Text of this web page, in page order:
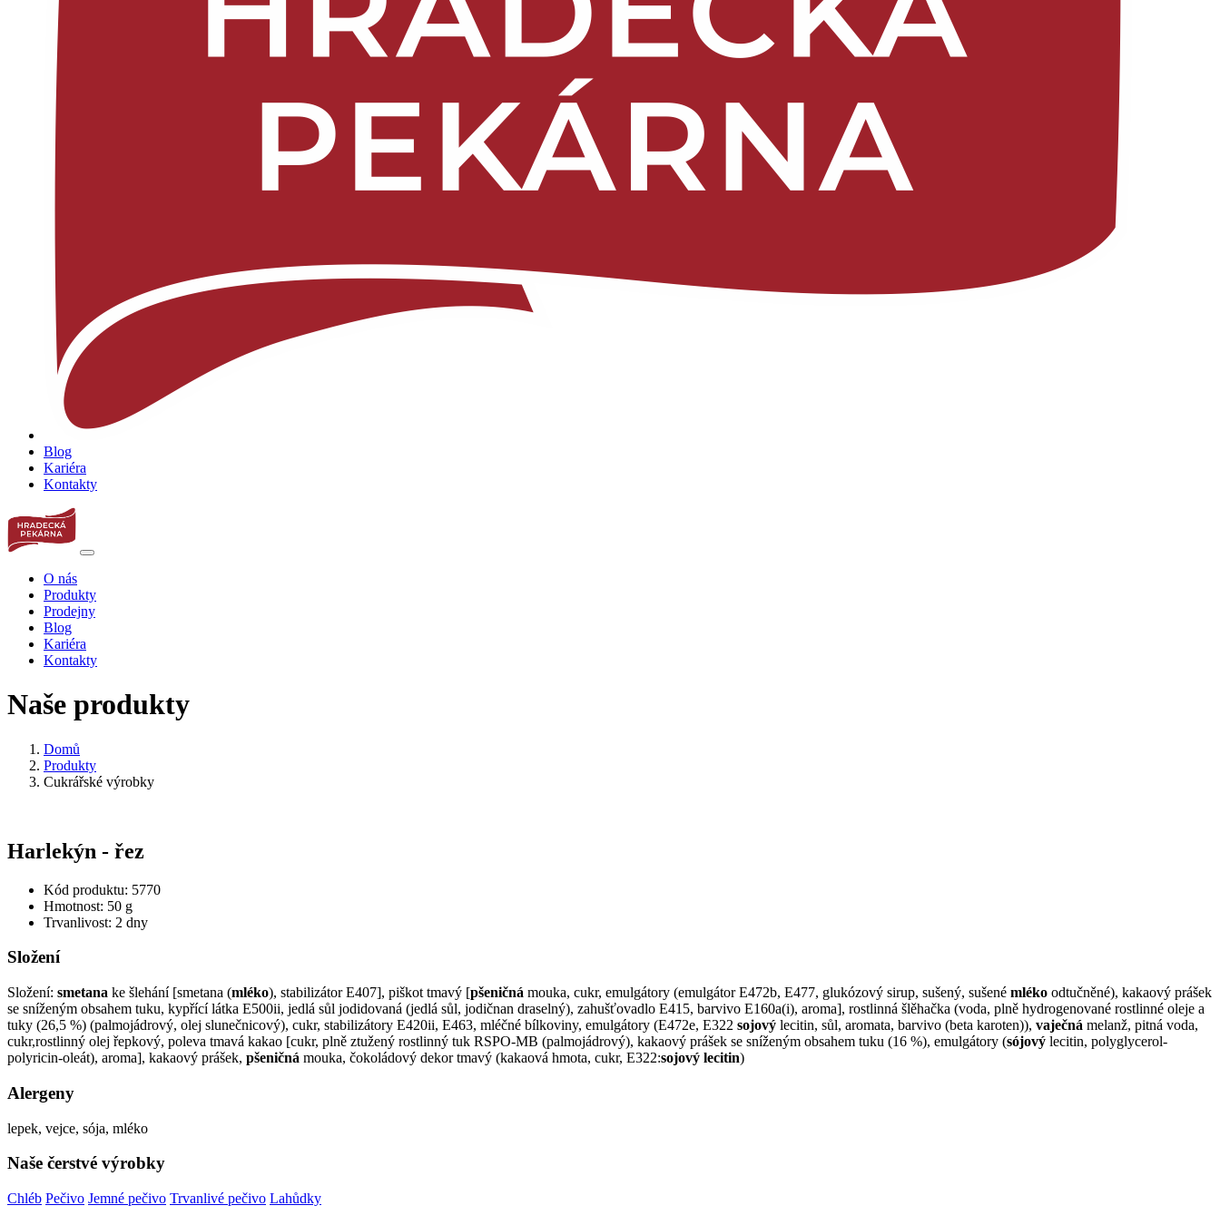
Blog
Kariéra
Kontakty
O nás
Produkty
Prodejny
Blog
Kariéra
Kontakty
Naše produkty
Domů
Produkty
Cukrářské výrobky
Harlekýn - řez
Kód produktu: 5770
Hmotnost: 50 g
Trvanlivost: 2 dny
Složení
Složení: smetana ke šlehání [smetana (mléko), stabilizátor E407], piškot tmavý [pšeničná mouka, cukr, emulgátory (emulgátor E472b, E477, glukózový sirup, sušený, sušené mléko odtučněné), kakaový prášek
se sníženým obsahem tuku, kypřící látka E500ii, jedlá sůl jodidovaná (jedlá sůl, jodičnan draselný), zahušťovadlo E415, barvivo E160a(i), aroma], rostlinná šlěhačka (voda, plně hydrogenované rostlinné oleje a
tuky (26,5 %) (palmojádrový, olej slunečnicový), cukr, stabilizátory E420ii, E463, mléčné bílkoviny, emulgátory (E472e, E322 sojový lecitin, sůl, aromata, barvivo (beta karoten)), vaječná melanž, pitná voda,
cukr,rostlinný olej řepkový, poleva tmavá kakao [cukr, plně ztužený rostlinný tuk RSPO-MB (palmojádrový), kakaový prášek se sníženým obsahem tuku (16 %), emulgátory (sójový lecitin, polyglycerol-
polyricin-oleát), aroma], kakaový prášek, pšeničná mouka, čokoládový dekor tmavý (kakaová hmota, cukr, E322:sojový lecitin)
Alergeny
lepek, vejce, sója, mléko
Naše čerstvé výrobky
Chléb Pečivo Jemné pečivo Trvanlivé pečivo Lahůdky